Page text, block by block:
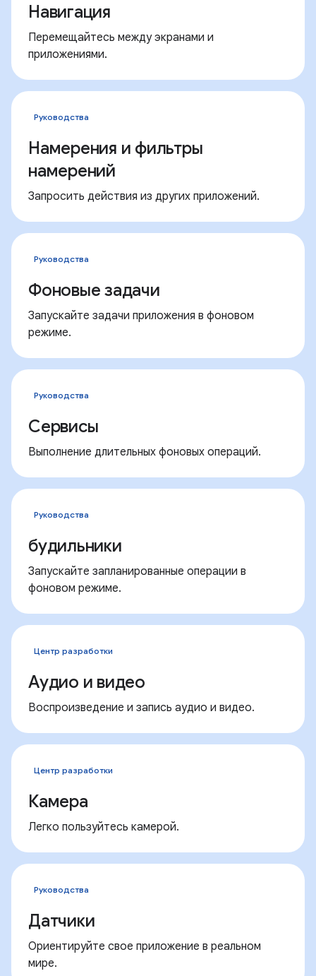
Навигация
Перемещайтесь между экранами и
приложениями.
Руководства
Намерения и фильтры
намерений
Запросить действия из других приложений.
Руководства
Фоновые задачи
Запускайте задачи приложения в фоновом
режиме.
Руководства
Сервисы
Выполнение длительных фоновых операций.
Руководства
будильники
Запускайте запланированные операции в
фоновом режиме.
Центр разработки
Аудио и видео
Воспроизведение и запись аудио и видео.
Центр разработки
Камера
Легко пользуйтесь камерой.
Руководства
Датчики
Ориентируйте свое приложение в реальном
мире.